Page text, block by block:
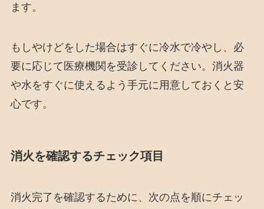
ます。
もしやけどをした場合はすぐに冷水で冷やし、必
要に応じて医療機関を受診してください。消火器
や水をすぐに使えるよう手元に用意しておくと安
心です。
消火を確認するチェック項目
消火完了を確認するために、次の点を順にチェッ